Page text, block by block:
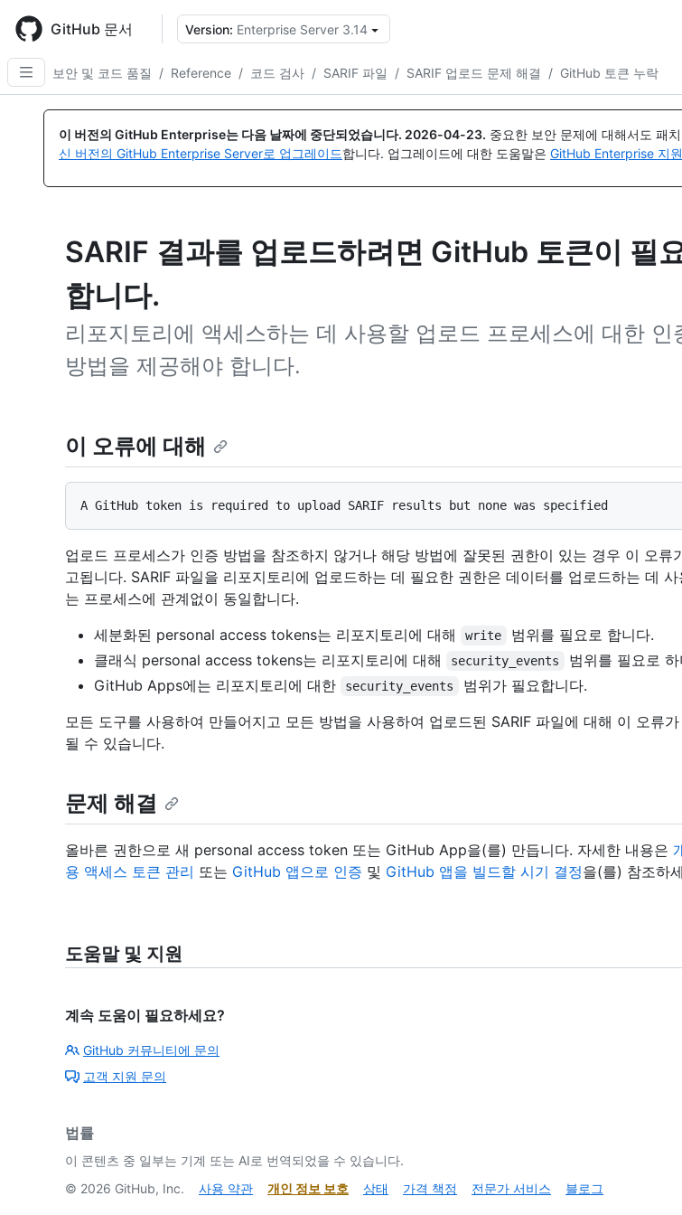
main
content
GitHub 문서 Version: Enterprise Server 3.14
보안 및 코드 품질
/ Reference / 코드 검사 / SARIF 파일 / SARIF 업로드 문제 해결 / GitHub 토큰 누락
이 버전의 GitHub Enterprise는 다음 날짜에 중단되었습니다. 2026-04-23. 중요한 보안 문제에 대해서도 패
신 버전의 GitHub Enterprise Server로 업그레이드합니다. 업그레이드에 대한 도움말은 GitHub Enterprise 지
SARIF 결과를 업로드하려면 GitHub 토큰이 필
합니다.
리포지토리에 액세스하는 데 사용할 업로드 프로세스에 대한 인
방법을 제공해야 합니다.
이 오류에 대해
업로드 프로세스가 인증 방법을 참조하지 않거나 해당 방법에 잘못된 권한이 있는 경우 이 오류
고됩니다. SARIF 파일을 리포지토리에 업로드하는 데 필요한 권한은 데이터를 업로드하는 데 사
는 프로세스에 관계없이 동일합니다.
세분화된 personal access tokens는 리포지토리에 대해
write
범위를 필요로 합니다.
클래식 personal access tokens는 리포지토리에 대해
security_events
범위를 필요로 하
GitHub Apps에는 리포지토리에 대한
security_events
범위가 필요합니다.
모든 도구를 사용하여 만들어지고 모든 방법을 사용하여 업로드된 SARIF 파일에 대해 이 오류가
될 수 있습니다.
문제 해결
올바른 권한으로 새 personal access token 또는 GitHub App을(를) 만듭니다. 자세한 내용은
용 액세스 토큰 관리 또는 GitHub 앱으로 인증 및 GitHub 앱을 빌드할 시기 결정을(를) 참조하
도움말 및 지원
계속 도움이 필요하세요?
GitHub 커뮤니티에 문의
고객 지원 문의
법률
이 콘텐츠 중 일부는 기계 또는 AI로 번역되었을 수 있습니다.
© 2026 GitHub, Inc. 사용 약관 개인 정보 보호 상태 가격 책정 전문가 서비스 블로그